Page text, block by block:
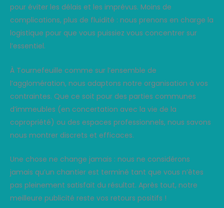
pour éviter les délais et les imprévus. Moins de
complications, plus de fluidité : nous prenons en charge la
logistique pour que vous puissiez vous concentrer sur
l’essentiel.
À Tournefeuille comme sur l’ensemble de
l’agglomération, nous adaptons notre organisation à vos
contraintes. Que ce soit pour des parties communes
d’immeubles (en concertation avec la vie de la
copropriété) ou des espaces professionnels, nous savons
nous montrer discrets et efficaces.
Une chose ne change jamais : nous ne considérons
jamais qu’un chantier est terminé tant que vous n’êtes
pas pleinement satisfait du résultat. Après tout, notre
meilleure publicité reste vos retours positifs !